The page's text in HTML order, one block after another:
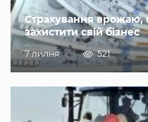
Страхування врожаю,
захистити свій бізнес
7 липня 521